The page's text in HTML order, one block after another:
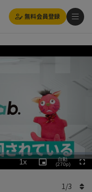
無料会員登録
1x
Playback
Rate
Picture-
in-
自動
(270p)
1/3